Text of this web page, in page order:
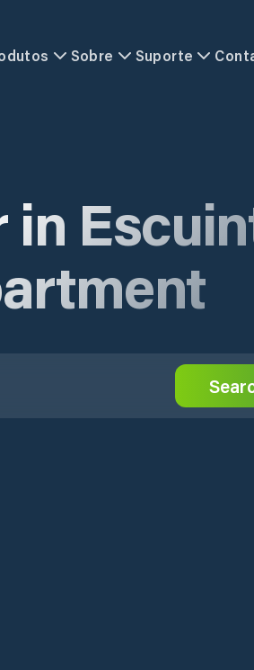
Sobre Suporte
in